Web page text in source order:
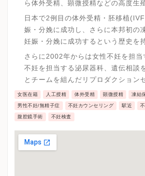
ら体外受精、顕微授精などの高度生
しています。
日本で2例目の体外受精・胚移植
娠・分娩に成功し、さらに本邦初の
妊娠・分娩に成功するという歴史を
療の分野で有数の実績を有していま
さらに2002年からは女性不妊を担当
不妊を担当する泌尿器科、遺伝相談
とチームを組んだリプロダクション
て、妊娠率の向上のみならず出生児
（健常性確保）を目指した総合的な
います。
女医在籍 人工授精 体外受精 顕微授精 凍結
男性不妊/無精子症 不妊カウンセリング 駅近
腹腔鏡手術 不妊検査